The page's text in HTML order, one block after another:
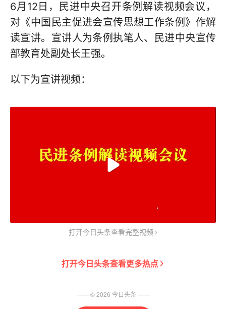
6月12日，民进中央召开条例解读视频会议，
对《中国民主促进会宣传思想工作条例》作解
读宣讲。宣讲人为条例执笔人、民进中央宣传
部教育处副处长王强。
以下为宣讲视频：
打开今日头条查看完整视频
打开今日头条查看更多热点
—— ©2026 今日头条 ——